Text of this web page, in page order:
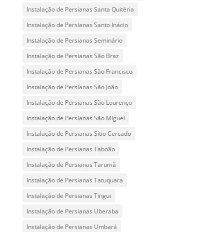
Instalação de Persianas Santa Quitéria
Instalação de Persianas Santo Inácio
Instalação de Persianas Seminário
Instalação de Persianas São Braz
Instalação de Persianas São Francisco
Instalação de Persianas São João
Instalação de Persianas São Lourenço
Instalação de Persianas São Miguel
Instalação de Persianas Sítio Cercado
Instalação de Persianas Taboão
Instalação de Persianas Tarumã
Instalação de Persianas Tatuquara
Instalação de Persianas Tingui
Instalação de Persianas Uberaba
Instalação de Persianas Umbará